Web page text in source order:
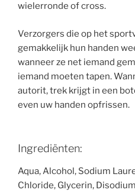
wielerronde of cross.
Verzorgers die op het
gemakkelijk hun handen
wanneer ze net iemand
iemand moeten tapen.
autorit, trek krijgt in een
even uw handen opfrissen.
Ingrediënten:
Aqua, Alcohol, Sodium
Chloride, Glycerin,